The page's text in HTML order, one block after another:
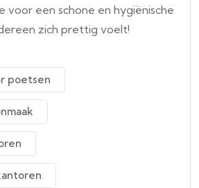
voor een schone en hygiënische
zich prettig voelt!
poetsen